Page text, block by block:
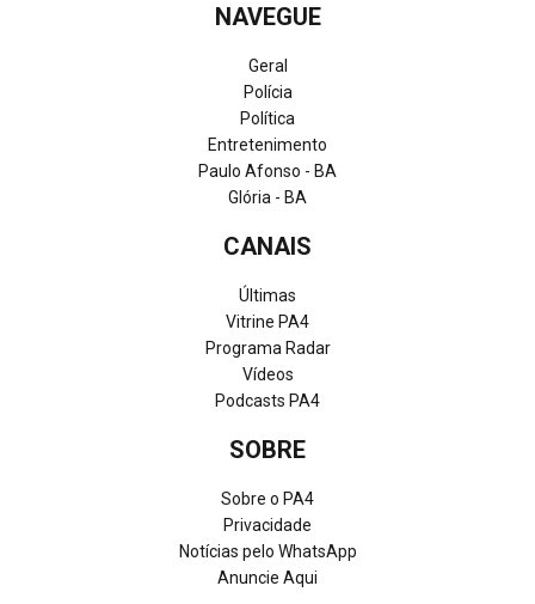
NAVEGUE
Geral
Polícia
Política
Entretenimento
Paulo Afonso - BA
Glória - BA
CANAIS
Últimas
Vitrine PA4
Programa Radar
Vídeos
Podcasts PA4
SOBRE
Sobre o PA4
Privacidade
Notícias pelo WhatsApp
Anuncie Aqui